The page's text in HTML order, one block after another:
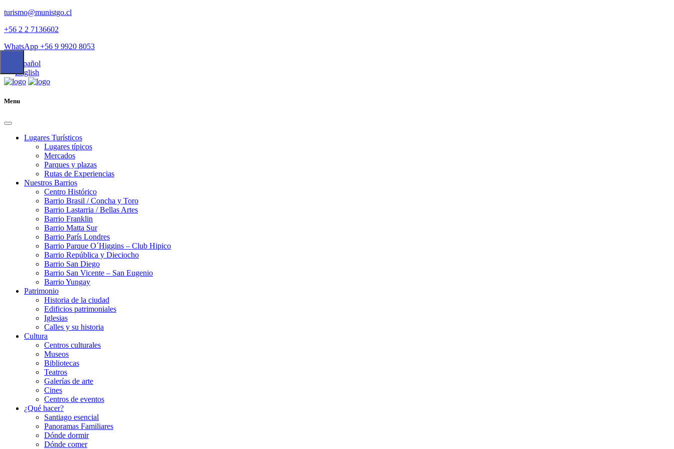
turismo@munistgo.cl
+56 2 2 7136602
WhatsApp +56 9 9920 8053
Español
English
Menu
Lugares Turísticos
Lugares tí­picos
Mercados
Parques y plazas
Rutas de Experiencias
Nuestros Barrios
Centro Histórico
Barrio Brasil / Concha y Toro
Barrio Lastarria / Bellas Artes
Barrio Franklin
Barrio Matta Sur
Barrio Parí­s Londres
Barrio Parque O´Higgins – Club Hipico
Barrio República y Dieciocho
Barrio San Diego
Barrio San Vicente – San Eugenio
Barrio Yungay
Patrimonio
Historia de la ciudad
Edificios patrimoniales
Iglesias
Calles y su historia
Cultura
Centros culturales
Museos
Bibliotecas
Teatros
Galerí­as de arte
Cines
Centros de eventos
¿Qué hacer?
Santiago esencial
Panoramas Familiares
Dónde dormir
Dónde comer